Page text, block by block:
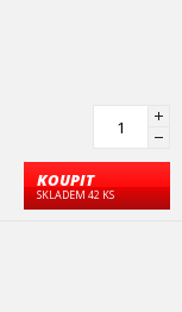
KOUPIT
SKLADEM 42 KS